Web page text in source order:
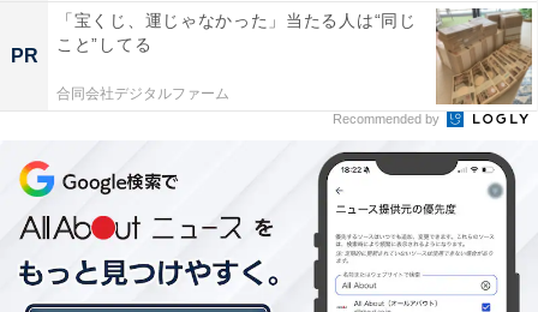
PR
「宝くじ、運じゃなかった」当たる人は“同じ
こと”してる
合同会社デジタルファーム
Recommended by